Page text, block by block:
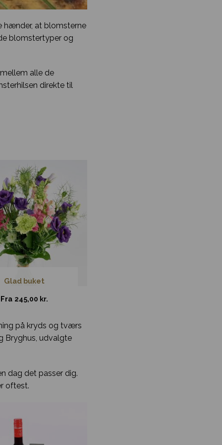
hænder, at blomsterne
blomstertyper og
alle de
direkte til
Glad buket
Fra 245,00 kr.
på kryds og tværs
Bryghus, udvalgte
dag det passer dig.
oftest.